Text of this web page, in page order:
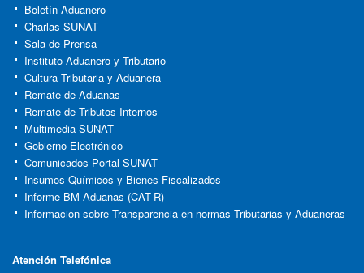
Boletín Aduanero
Charlas SUNAT
Sala de Prensa
Instituto Aduanero y Tributario
Cultura Tributaria y Aduanera
Remate de Aduanas
Remate de Tributos Internos
Multimedia SUNAT
Gobierno Electrónico
Comunicados Portal SUNAT
Insumos Químicos y Bienes Fiscalizados
Informe BM-Aduanas (CAT-R)
Informacion sobre Transparencia en normas Tributarias y Aduaneras
Atención Telefónica